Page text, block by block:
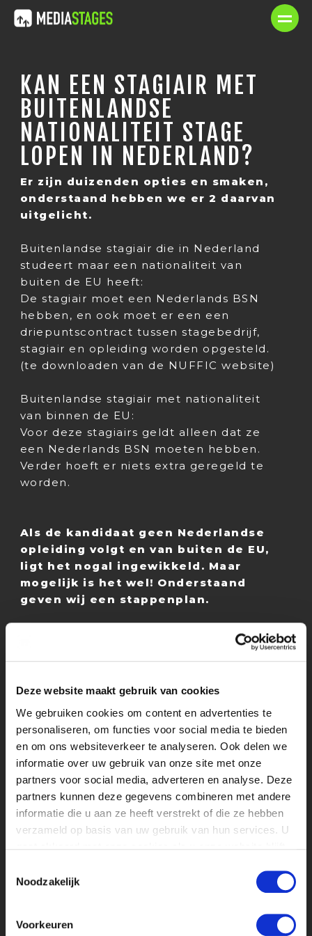
Deze website maakt gebruik van cookies
We gebruiken cookies om content en advertenties te
personaliseren, om functies voor social media te bieden
en om ons websiteverkeer te analyseren. Ook delen we
informatie over uw gebruik van onze site met onze
partners voor social media, adverteren en analyse. Deze
partners kunnen deze gegevens combineren met andere
informatie die u aan ze heeft verstrekt of die ze hebben
verzameld op basis van uw gebruik van hun services. U
Noodzakelijk
Voorkeuren
KAN EEN STAGIAIR MET
BUITENLANDSE
NATIONALITEIT STAGE
LOPEN IN NEDERLAND?
Er zijn duizenden opties en smaken,
onderstaand hebben we er 2 daarvan
uitgelicht.
Buitenlandse stagiair die in Nederland
studeert maar een nationaliteit van
buiten de EU heeft:
De stagiair moet een Nederlands BSN
hebben, en ook moet er een een
driepuntscontract tussen stagebedrijf,
stagiair en opleiding worden opgesteld.
(te downloaden van de NUFFIC website)
Buitenlandse stagiair met nationaliteit
van binnen de EU:
Voor deze stagiairs geldt alleen dat ze
een Nederlands BSN moeten hebben.
Verder hoeft er niets extra geregeld te
worden.
Als de kandidaat geen Nederlandse
opleiding volgt en van buiten de EU,
ligt het nogal ingewikkeld. Maar
mogelijk is het wel! Onderstaand
geven wij een stappenplan.
Het stagebedrijf zal dan voor de stagiair
een tewerkstellingsvergunning moeten
moeten diverse documenten worden
aangeleverd, o.a.:
een onderbouwde verklaring van de
opleiding dat de stage noodzakelijk is
voor de opleiding.
een driepuntscontract tussen
stagebedrijf, stagiair en opleiding (te
downloaden van de NUFFIC website)
een contract tussen bedrijf en student
je moet aantoonbaar maken dat de
minimumloon aan inkomen heeft. Dit